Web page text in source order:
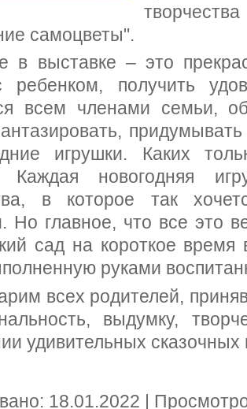
самоцветы".
в выставке – это
ребенком, получить
всем членами семьи,
игрушки. Каких
Каждая новогодняя
в которое так
Но главное, что все это
сад на короткое
руками
всех родителей,
выдумку,
удивительных сказочных
18.01.2022 |